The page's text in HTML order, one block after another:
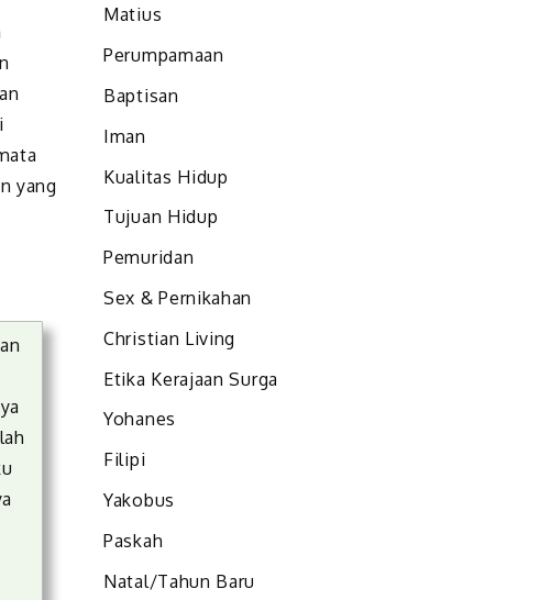
yang
Matius
Perumpamaan
Baptisan
Iman
Kualitas Hidup
Tujuan Hidup
Pemuridan
Sex & Pernikahan
Christian Living
Etika Kerajaan Surga
Yohanes
Filipi
Yakobus
Paskah
Natal/Tahun Baru